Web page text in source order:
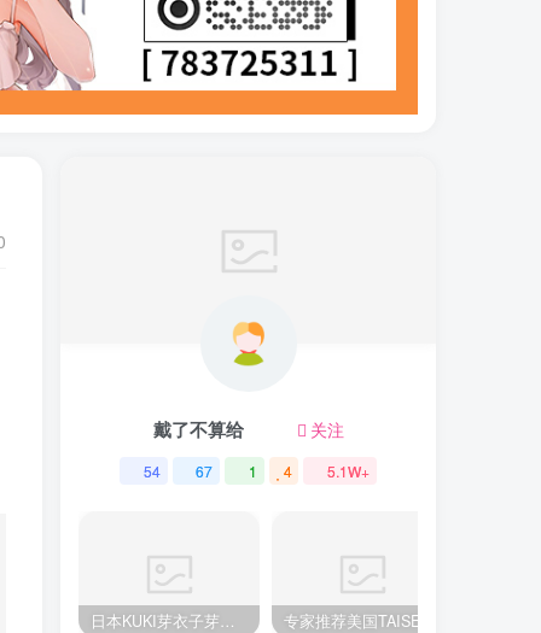
戴了不算给 关注
54 67 1 4 5.1W+
日本KUKI芽衣子芽衣姐姐飞机杯推荐名器倒模飞机杯测评视频